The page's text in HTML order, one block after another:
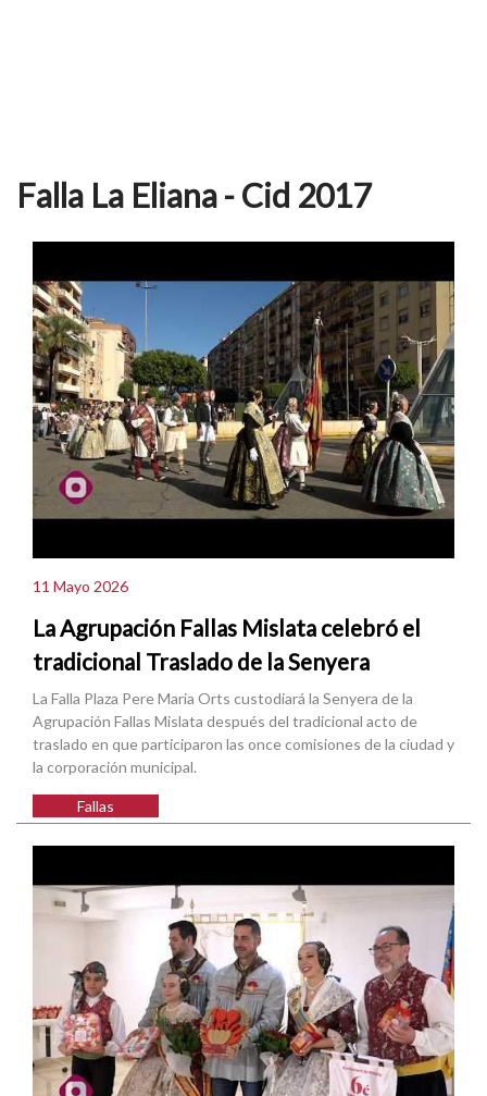
Falla La Eliana - Cid 2017
11 Mayo 2026
La Agrupación Fallas Mislata celebró el
tradicional Traslado de la Senyera
La Falla Plaza Pere Maria Orts custodiará la Senyera de la
Agrupación Fallas Mislata después del tradicional acto de
traslado en que participaron las once comisiones de la ciudad y
la corporación municipal.
Fallas